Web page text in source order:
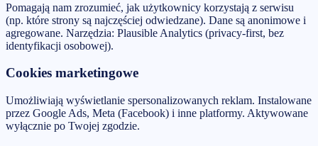
Pomagają nam zrozumieć, jak użytkownicy korzystają z serwisu
(np. które strony są najczęściej odwiedzane). Dane są anonimowe i
agregowane. Narzędzia: Plausible Analytics (privacy-first, bez
identyfikacji osobowej).
Cookies marketingowe
Umożliwiają wyświetlanie spersonalizowanych reklam. Instalowane
przez Google Ads, Meta (Facebook) i inne platformy. Aktywowane
wyłącznie po Twojej zgodzie.